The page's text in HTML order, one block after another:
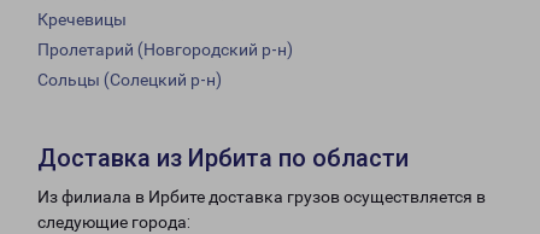
Кречевицы
Пролетарий (Новгородский р-н)
Сольцы (Солецкий р-н)
Доставка из Ирбита по области
Из филиала в Ирбите доставка грузов осуществляется в
следующие города: